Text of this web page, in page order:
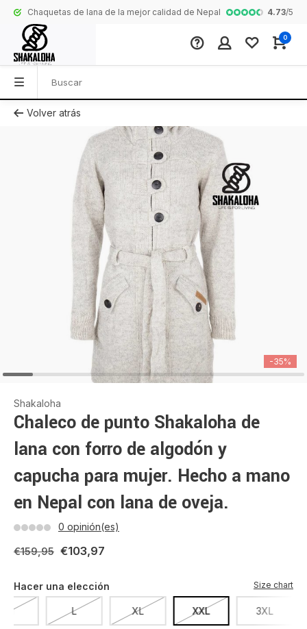
Chaquetas de lana de la mejor calidad de Nepal Colección
4.73/5
0
Volver atrás
-35%
Shakaloha
Chaleco de punto Shakaloha de
lana con forro de algodón y
capucha para mujer. Hecho a mano
en Nepal con lana de oveja.
0 opinión(es)
€159,95 €103,97
Hacer una elección
M L XL XXL 3XL
Size chart